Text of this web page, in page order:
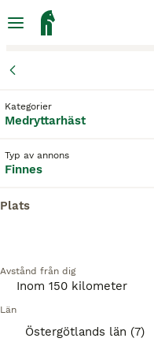
Kategorier
Medryttarhäst
Typ av annons
Finnes
Plats
Avstånd från dig
Län
Östergötlands län (7)
Medryttarhäst
Denna annons är inte
Vi har omdirigerat dig
parametrar.